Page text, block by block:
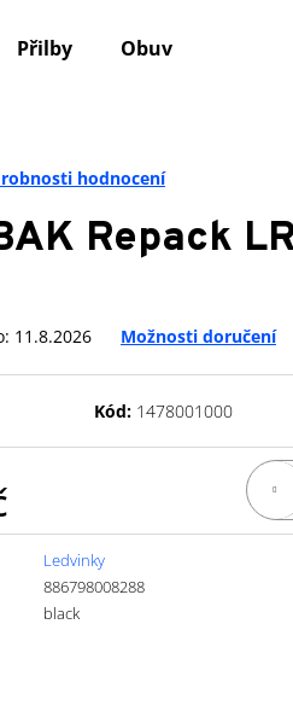
Přilby Obuv
hodnocení
Repack
11.8.2026 Možnosti doručení
Kód: 1478001000
Ledvinky
886798008288
black